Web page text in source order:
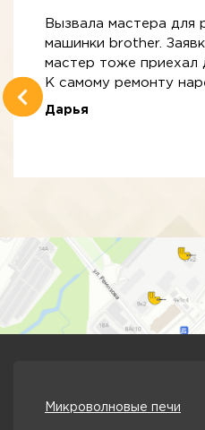
Вызвала мастера для
машинки brother.
мастер тоже приехал
К самому ремонту
Дарья
Микроволновые печи